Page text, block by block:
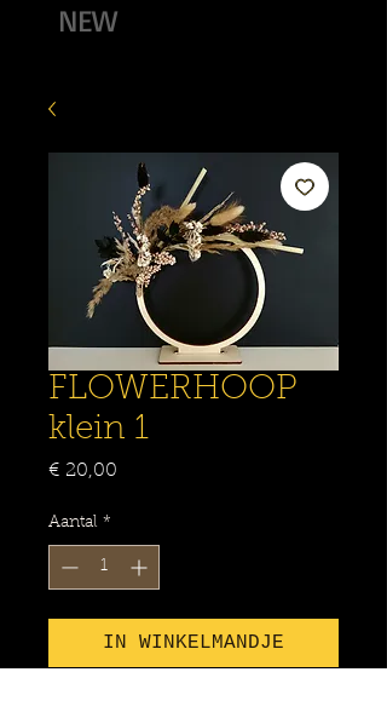
NEW
FLOWERHOOP
klein 1
€ 20,00
Aantal *
IN WINKELMANDJE